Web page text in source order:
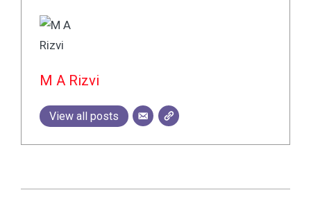
M A Rizvi
View all posts